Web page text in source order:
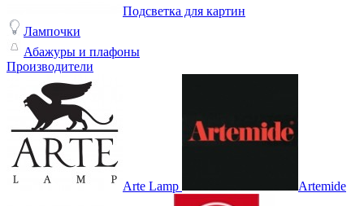
Подсветка для картин
Лампочки
Абажуры и плафоны
Производители
Arte Lamp Artemide